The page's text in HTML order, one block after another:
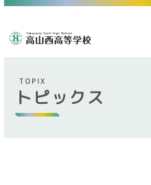
トップページ
イベントサイト
トピックス
TOPIX